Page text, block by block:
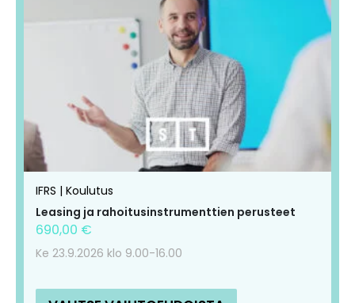
IFRS | Koulutus
Leasing ja rahoitusinstrumenttien perusteet
690,00 €
Ke 23.9.2026 klo 9.00-16.00